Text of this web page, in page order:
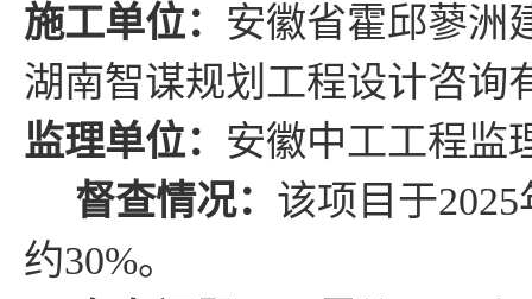
施工单位： 安徽省霍邱蓼洲
湖南智谋规划工程设计咨询
监理单位： 安徽中工工程监
督查情况： 该项目 于2025
约30%。